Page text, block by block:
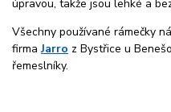
úpravou, takže jsou lehké a
Všechny používané rámečky
firmaJarro z Bystřice u
řemeslníky.